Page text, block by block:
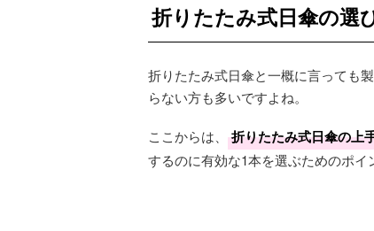
折りたたみ式日傘の選
折りたたみ式日傘と一概に言っても
らない方も多いですよね。
ここからは、 折りたたみ式日傘の上
するのに有効な1本を選ぶためのポイ